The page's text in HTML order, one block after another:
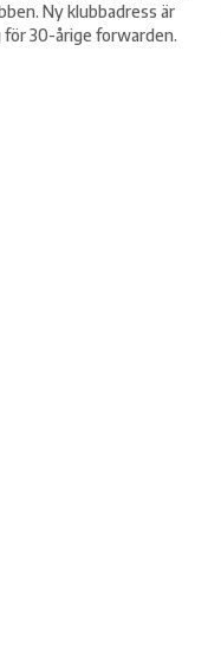
Ny klubbadress är
30-årige forwarden.